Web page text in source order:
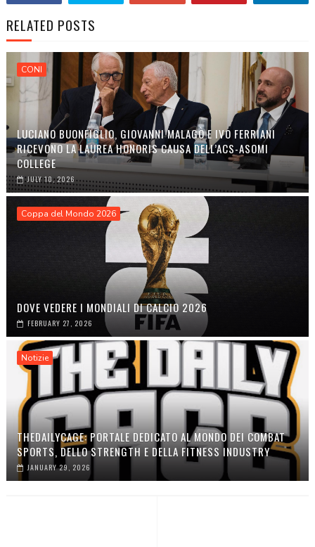
RELATED POSTS
CONI
LUCIANO BUONFIGLIO, GIOVANNI MALAGÒ E IVO FERRIANI
RICEVONO LA LAUREA HONORIS CAUSA DELL’ACS-ASOMI
COLLEGE
JULY 10, 2026
Coppa del Mondo 2026
DOVE VEDERE I MONDIALI DI CALCIO 2026
FEBRUARY 27, 2026
Notizie
THEDAILYCAGE: PORTALE DEDICATO AL MONDO DEI COMBAT
SPORTS, DELLO STRENGTH E DELLA FITNESS INDUSTRY
JANUARY 29, 2026